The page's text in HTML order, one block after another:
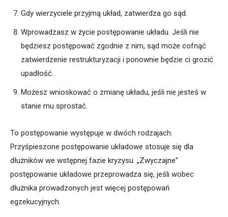
Gdy wierzyciele przyjmą układ, zatwierdza go sąd.
Wprowadzasz w życie postępowanie układu. Jeśli nie
będziesz postępować zgodnie z nim, sąd może cofnąć
zatwierdzenie restrukturyzacji i ponownie będzie ci grozić
upadłość.
Możesz wnioskować o zmianę układu, jeśli nie jesteś w
stanie mu sprostać.
To postępowanie występuje w dwóch rodzajach.
Przyśpieszone postępowanie układowe stosuje się dla
dłużników we wstępnej fazie kryzysu. „Zwyczajne”
postępowanie układowe przeprowadza się, jeśli wobec
dłużnika prowadzonych jest więcej postępowań
egzekucyjnych.